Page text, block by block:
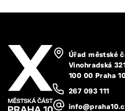
Úřad městské
Vinohradská
100 00 Praha
267 093 111